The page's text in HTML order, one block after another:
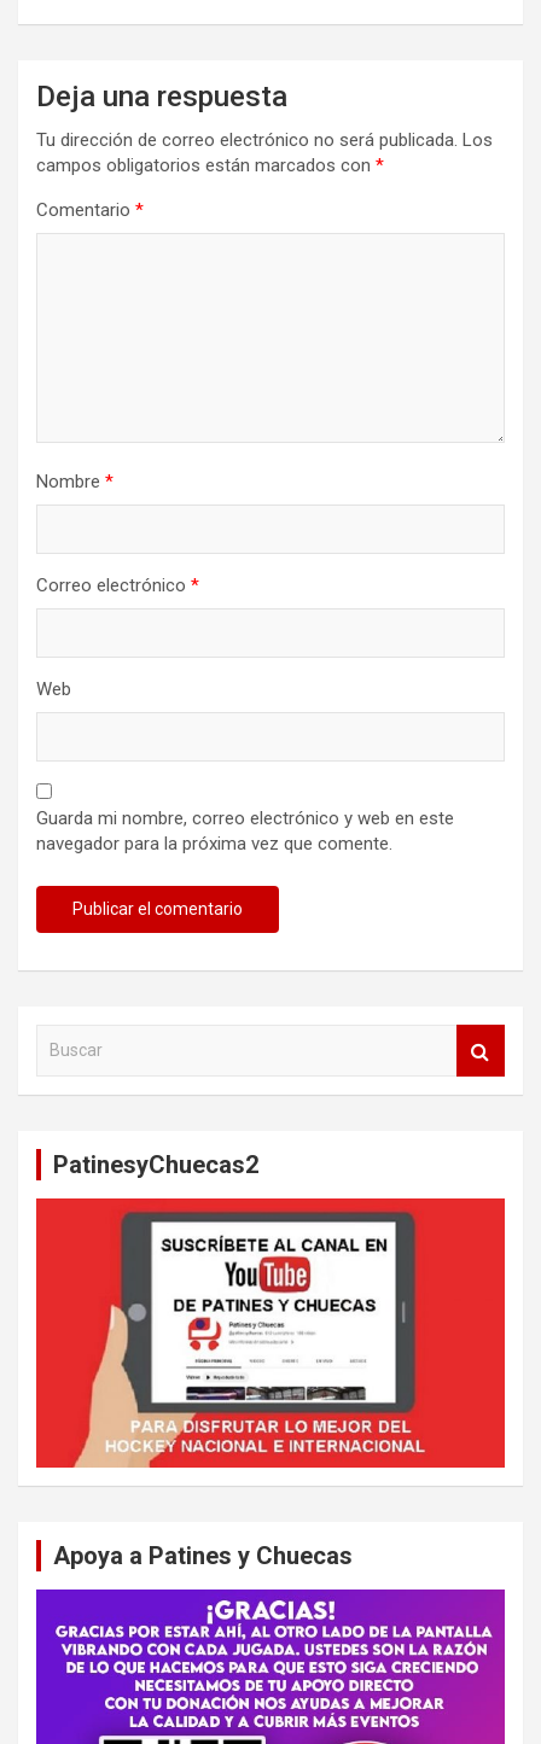
Deja una respuesta
Tu dirección de correo electrónico no será publicada. Los
campos obligatorios están marcados con *
Comentario *
Nombre *
Correo electrónico *
Web
Guarda mi nombre, correo electrónico y web en este
navegador para la próxima vez que comente.
PatinesyChuecas2
Apoya a Patines y Chuecas